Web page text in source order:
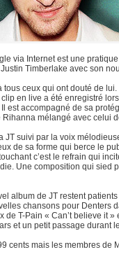
via Internet est une
Timberlake avec son
ceux qui ont douté de
en live a été enregistré
est accompagné de sa
mélangé avec celui
suivi par la voix
de sa forme qui berce le
c’est le refrain qui
Une composition qui sied
album de JT restent
chansons pour Denters
T-Pain « Can’t believe it
et un petit passage durant
cents mais les membres de